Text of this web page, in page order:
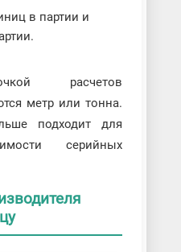
в партии и
расчетов
метр или тонна.
подходит для
серийных